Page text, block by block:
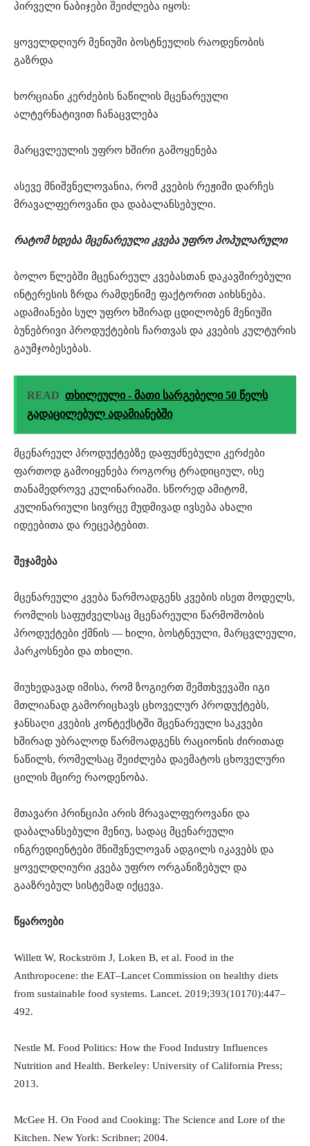
პირველი ნაბიჯები შეიძლება იყოს:
ყოველდღიურ მენიუში ბოსტნეულის რაოდენობის
გაზრდა
ხორციანი კერძების ნაწილის მცენარეული
ალტერნატივით ჩანაცვლება
მარცვლეულის უფრო ხშირი გამოყენება
ასევე მნიშვნელოვანია, რომ კვების რეჟიმი დარჩეს
მრავალფეროვანი და დაბალანსებული.
რატომ ხდება მცენარეული კვება უფრო პოპულარული
ბოლო წლებში მცენარეულ კვებასთან დაკავშირებული
ინტერესის ზრდა რამდენიმე ფაქტორით აიხსნება.
ადამიანები სულ უფრო ხშირად ცდილობენ მენიუში
ბუნებრივი პროდუქტების ჩართვას და კვების კულტურის
გაუმჯობესებას.
READ თხილეული - მათი სარგებელი 50 წელს
გადაცილებულ ადამიანებში
მცენარეულ პროდუქტებზე დაფუძნებული კერძები
ფართოდ გამოიყენება როგორც ტრადიციულ, ისე
თანამედროვე კულინარიაში. სწორედ ამიტომ,
კულინარიული სივრცე მუდმივად ივსება ახალი
იდეებითა და რეცეპტებით.
შეჯამება
მცენარეული კვება წარმოადგენს კვების ისეთ მოდელს,
რომლის საფუძველსაც მცენარეული წარმოშობის
პროდუქტები ქმნის — ხილი, ბოსტნეული, მარცვლეული,
პარკოსნები და თხილი.
მიუხედავად იმისა, რომ ზოგიერთ შემთხვევაში იგი
მთლიანად გამორიცხავს ცხოველურ პროდუქტებს,
ჯანსაღი კვების კონტექსტში მცენარეული საკვები
ხშირად უბრალოდ წარმოადგენს რაციონის ძირითად
ნაწილს, რომელსაც შეიძლება დაემატოს ცხოველური
ცილის მცირე რაოდენობა.
მთავარი პრინციპი არის მრავალფეროვანი და
დაბალანსებული მენიუ, სადაც მცენარეული
ინგრედიენტები მნიშვნელოვან ადგილს იკავებს და
ყოველდღიური კვება უფრო ორგანიზებულ და
გააზრებულ სისტემად იქცევა.
წყაროები
Willett W, Rockström J, Loken B, et al. Food in the
Anthropocene: the EAT–Lancet Commission on healthy diets
from sustainable food systems. Lancet. 2019;393(10170):447–
492.
Nestle M. Food Politics: How the Food Industry Influences
Nutrition and Health. Berkeley: University of California Press;
2013.
McGee H. On Food and Cooking: The Science and Lore of the
Kitchen. New York: Scribner; 2004.